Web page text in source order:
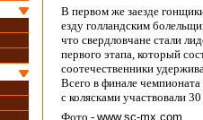
В первом же заезде
езду голландским
что свердловчане стали
первого этапа, который
соотечественники
Всего в финале
с колясками участвовали 30
Фото - www.sc-mx.com